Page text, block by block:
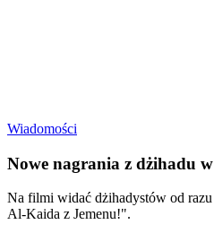
Wiadomości
Nowe nagrania z dżihadu
Na filmi widać dżihadystów od
Al-Kaida z Jemenu!".